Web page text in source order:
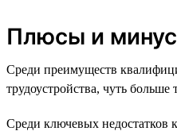
Плюсы и
Среди преимуществ
трудоустройства, чуть
Среди ключевых недостатков